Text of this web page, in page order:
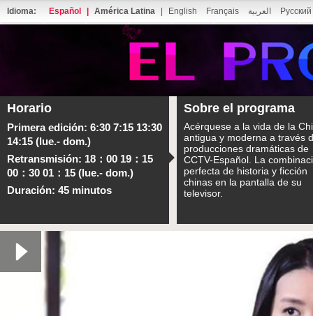
Idioma: Español América Latina English Français العربية Русский
Horario
Primera edición: 6:30 7:15 13:30
14:15 (lue.- dom.)
Retransmisión: 18：00 19：15
00：30 01：15 (lue.- dom.)
Duración: 45 minutos
Sobre el programa
Acérquese a la vida de la
antigua y moderna a través
producciones dramáticas de
CCTV-Español. La
perfecta de historia y ficción
chinas en la pantalla de su
televisor.